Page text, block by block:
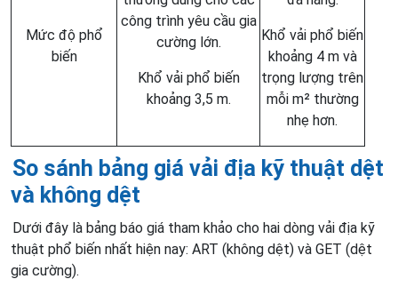
Mức độ phổ
biến
công trình yêu cầu gia
cường lớn.
Khổ vải phổ biến
khoảng 3,5 m.
Khổ vải phổ biến
khoảng 4 m và
trọng lượng trên
mỗi m² thường
nhẹ hơn.
So sánh bảng giá vải địa kỹ thuật dệt
và không dệt
Dưới đây là bảng báo giá tham khảo cho hai dòng vải địa kỹ
thuật phổ biến nhất hiện nay: ART (không dệt) và GET (dệt
gia cường).